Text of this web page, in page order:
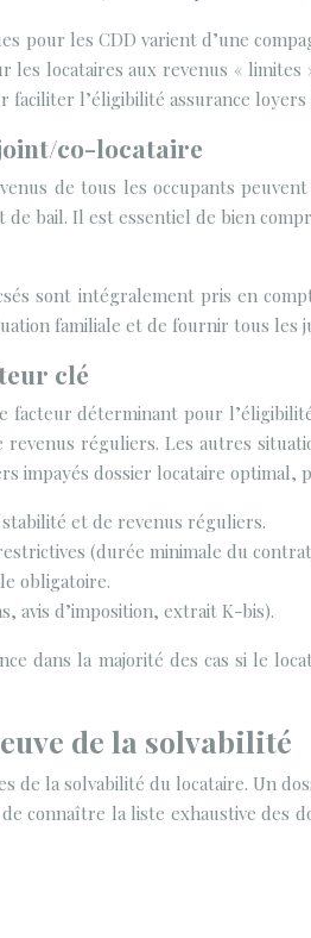
pour les CDD varient d’une
les locataires aux revenus «
faciliter l’éligibilité assurance loyers
co-locataire
de tous les occupants
bail. Il est essentiel de bien
sont intégralement pris en
familiale et de fournir tous les
clé
déterminant pour
réguliers. Les autres
impayés dossier locataire optimal,
et de revenus réguliers.
(durée minimale du
obligatoire.
avis d’imposition, extrait K-bis).
dans la majorité des cas si le
de la solvabilité
de la solvabilité du locataire. Un
connaître la liste exhaustive